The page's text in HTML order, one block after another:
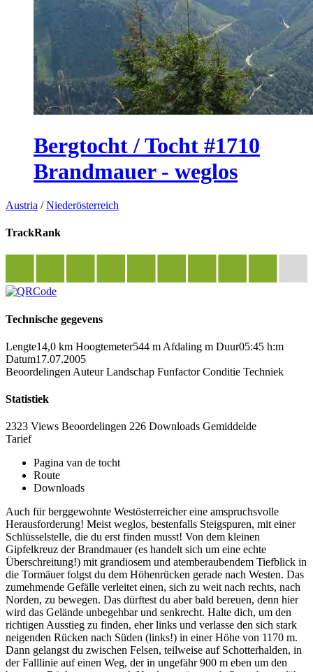
Bergtocht / Tocht #1710
Brandmauer - weglos
Austria /Niederösterreich
TrackRank
Technische gegevens
Lengte14,0 km Hoogtemeter544 m Afdaling m Duur05:45 h:m
Datum17.07.2005
Beoordelingen Auteur Landschap Funfactor Conditie Techniek
Statistiek
2323 Views Beoordelingen 226 Downloads Gemiddelde
Tarief
Pagina van de tocht
Route
Downloads
Auch für berggewohnte Westösterreicher eine amspruchsvolle
Herausforderung! Meist weglos, bestenfalls Steigspuren, mit einer
Schlüsselstelle, die du erst finden musst! Von dem kleinen
Gipfelkreuz der Brandmauer (es handelt sich um eine echte
Überschreitung!) mit grandiosem und atemberaubendem Tiefblick in
die Tormäuer folgst du dem Höhenrücken gerade nach Westen. Das
zumehmende Gefälle verleitet einen, sich zu weit nach rechts, nach
Norden, zu bewegen. Das dürftest du aber bald bereuen, denn hier
wird das Gelände unbegehbar und senkrecht. Halte dich, um den
richtigen Ausstieg zu finden, eher links und verlasse den sich stark
neigenden Rücken nach Süden (links!) in einer Höhe von 1170 m.
Dann gelangst du zwischen Felsen, teilweise auf Schotterhalden, in
der Falllinie auf einen Weg, der in ungefähr 900 m eben um den